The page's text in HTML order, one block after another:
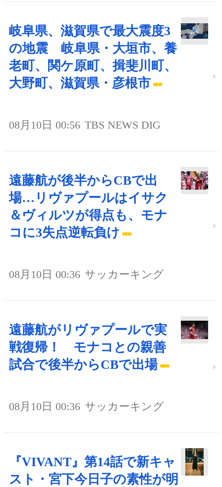
岐阜県、滋賀県で最大震度3
の地震 岐阜県・大垣市、養
老町、関ケ原町、揖斐川町、
大野町、滋賀県・彦根市
08月10日 00:56 TBS NEWS DIG
遠藤航が後半からCBで出
場…リヴァプールはイサク
＆ヴィルツが得点も、モナ
コに3失点逆転負け
08月10日 00:36 サッカーキング
遠藤航がリヴァプールで実
戦復帰！ モナコとの親善
試合で後半からCBで出場
08月10日 00:36 サッカーキング
『VIVANT』第14話で新キャ
スト・宮下今日子の素性が明